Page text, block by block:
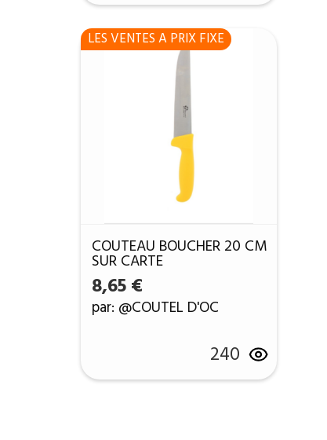
LES VENTES A PRIX FIXE
COUTEAU BOUCHER 20 CM
SUR CARTE
8,65 €
par: @COUTEL D'OC
240